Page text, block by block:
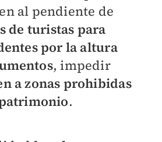
al pendiente de
de turistas para
por la altura
, impedir
a zonas prohibidas
.